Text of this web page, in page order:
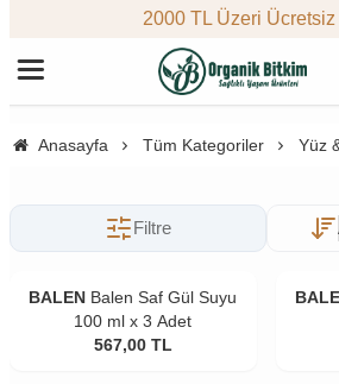
2000 TL Üzeri
Anasayfa Tüm Kategoriler Yüz
Filtre
BALEN Balen Saf Gül Suyu
100 ml x 3 Adet
567,00 TL